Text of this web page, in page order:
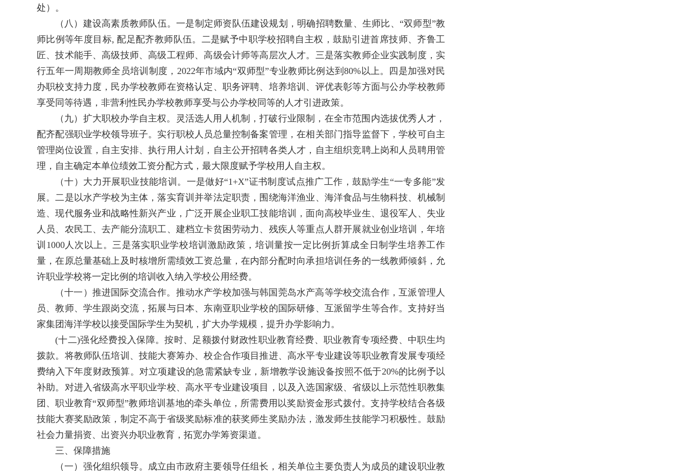
处）。
（八）建设高素质教师队伍。一是制定师资队伍建设规划，明确招聘数量、生师比、“双师型”教
师比例等年度目标, 配足配齐教师队伍。二是赋予中职学校招聘自主权，鼓励引进首席技师、齐鲁工
匠、技术能手、高级技师、高级工程师、高级会计师等高层次人才。三是落实教师企业实践制度，实
行五年一周期教师全员培训制度，2022年市域内“双师型”专业教师比例达到80%以上。四是加强对民
办职校支持力度，民办学校教师在资格认定、职务评聘、培养培训、评优表彰等方面与公办学校教师
享受同等待遇，非营利性民办学校教师享受与公办学校同等的人才引进政策。
（九）扩大职校办学自主权。灵活选人用人机制，打破行业限制，在全市范围内选拔优秀人才，
配齐配强职业学校领导班子。实行职校人员总量控制备案管理，在相关部门指导监督下，学校可自主
管理岗位设置，自主安排、执行用人计划，自主公开招聘各类人才，自主组织竞聘上岗和人员聘用管
理，自主确定本单位绩效工资分配方式，最大限度赋予学校用人自主权。
（十）大力开展职业技能培训。一是做好“1+X”证书制度试点推广工作，鼓励学生“一专多能”发
展。二是以水产学校为主体，落实育训并举法定职责，围绕海洋渔业、海洋食品与生物科技、机械制
造、现代服务业和战略性新兴产业，广泛开展企业职工技能培训，面向高校毕业生、退役军人、失业
人员、农民工、去产能分流职工、建档立卡贫困劳动力、残疾人等重点人群开展就业创业培训，年培
训1000人次以上。三是落实职业学校培训激励政策，培训量按一定比例折算成全日制学生培养工作
量，在原总量基础上及时核增所需绩效工资总量，在内部分配时向承担培训任务的一线教师倾斜，允
许职业学校将一定比例的培训收入纳入学校公用经费。
（十一）推进国际交流合作。推动水产学校加强与韩国莞岛水产高等学校交流合作，互派管理人
员、教师、学生跟岗交流，拓展与日本、东南亚职业学校的国际研修、互派留学生等合作。支持好当
家集团海洋学校以接受国际学生为契机，扩大办学规模，提升办学影响力。
(十二)强化经费投入保障。按时、足额拨付财政性职业教育经费、职业教育专项经费、中职生均
拨款。将教师队伍培训、技能大赛筹办、校企合作项目推进、高水平专业建设等职业教育发展专项经
费纳入下年度财政预算。对立项建设的急需紧缺专业，新增教学设施设备按照不低于20%的比例予以
补助。对进入省级高水平职业学校、高水平专业建设项目，以及入选国家级、省级以上示范性职教集
团、职业教育“双师型”教师培训基地的牵头单位，所需费用以奖励资金形式拨付。支持学校结合各级
技能大赛奖励政策，制定不高于省级奖励标准的获奖师生奖励办法，激发师生技能学习积极性。鼓励
社会力量捐资、出资兴办职业教育，拓宽办学筹资渠道。
三、保障措施
（一）强化组织领导。成立由市政府主要领导任组长，相关单位主要负责人为成员的建设职业教